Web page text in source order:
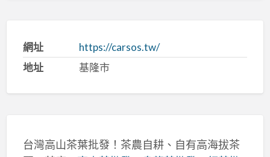
網址
https://carsos.tw/
地址
基隆市
台灣高山茶葉批發！茶農自耕、自有高海拔茶